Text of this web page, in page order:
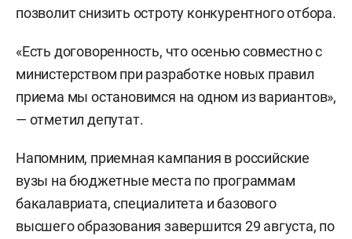
позволит снизить остроту конкурентного отбора.
«Есть договоренность, что осенью совместно с
министерством при разработке новых правил
приема мы остановимся на одном из вариантов»,
— отметил депутат.
Напомним, приемная кампания в российские
вузы на бюджетные места по программам
бакалавриата, специалитета и базового
высшего образования завершится 29 августа, по